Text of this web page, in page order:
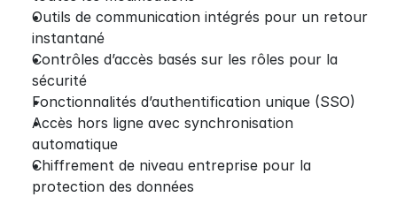
Outils de communication intégrés pour un retour
instantané
Contrôles d’accès basés sur les rôles pour la
sécurité
Fonctionnalités d’authentification unique (SSO)
Accès hors ligne avec synchronisation
automatique
Chiffrement de niveau entreprise pour la
protection des données